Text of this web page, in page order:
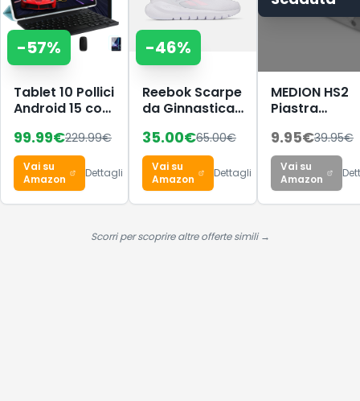
-57%
Tablet 10 Pollici
Android 15 con
RAM+2TB ROM
Espansione,
Widevine L1
99.99€229.99€
Vai su
Amazon
Dettagli
-46%
Reebok Scarpe
da Ginnastica
Flex Ftwr
White/Frosted
Berry, 38 EU,
Ftwr White
Frosted Berry,
35.00€65.00€
Vai su
Amazon
Dettagli
MEDION HS2
Piastra
display
(indicatore
temperatura
batteria, 5
impostazioni
9.95€39.95€
Vai su
Amazon
Scorri per scoprire altre offerte simili →